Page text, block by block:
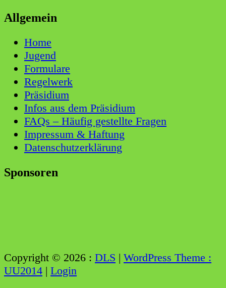
Allgemein
Home
Jugend
Formulare
Regelwerk
Präsidium
Infos aus dem Präsidium
FAQs – Häufig gestellte Fragen
Impressum & Haftung
Datenschutzerklärung
Sponsoren
Copyright © 2026 : DLS | WordPress Theme :
UU2014 | Login